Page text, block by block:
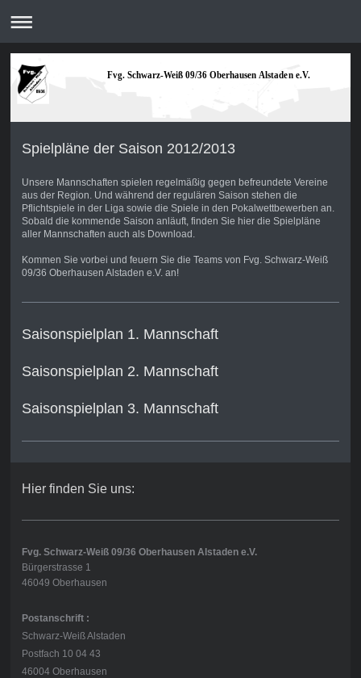
Fvg. Schwarz-Weiß 09/36 Oberhausen Alstaden e.V.
Spielpläne der Saison 2012/2013
Unsere Mannschaften spielen regelmäßig gegen befreundete Vereine
aus der Region. Und während der regulären Saison stehen die
Pflichtspiele in der Liga sowie die Spiele in den Pokalwettbewerben an.
Sobald die kommende Saison anläuft, finden Sie hier die Spielpläne
aller Mannschaften auch als Download.
Kommen Sie vorbei und feuern Sie die Teams von Fvg. Schwarz-Weiß
09/36 Oberhausen Alstaden e.V. an!
Saisonspielplan 1. Mannschaft
Saisonspielplan 2. Mannschaft
Saisonspielplan 3. Mannschaft
Hier finden Sie uns:
Fvg. Schwarz-Weiß 09/36 Oberhausen Alstaden e.V.
Bürgerstrasse 1
46049 Oberhausen
Postanschrift :
Schwarz-Weiß Alstaden
Postfach 10 04 43
46004 Oberhausen